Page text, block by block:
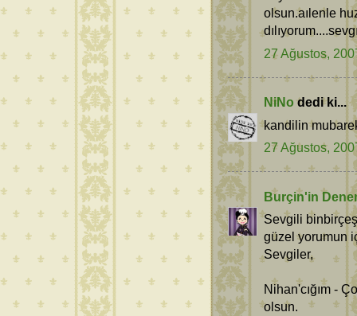
olsun.aılenle
27 Ağustos,
NiNo dedi ki...
kandilin
27 Ağustos,
Burçin'in
Sevgili
güzel yorumun
Sevgiler,
Nihan'cığım -
olsun.